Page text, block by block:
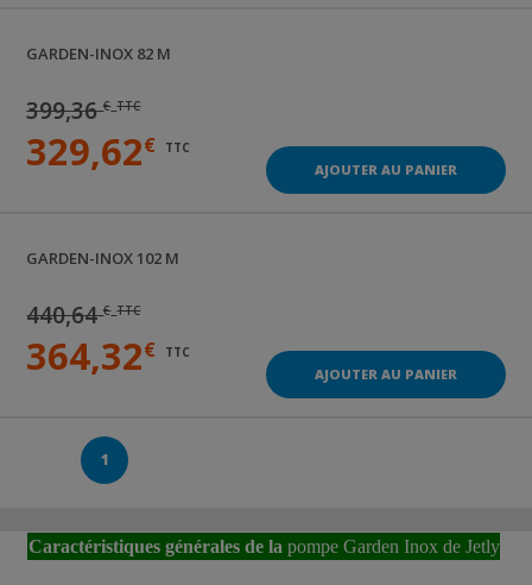
GARDEN-INOX 82 M
399,36€ TTC
329,62€ TTC
AJOUTER AU PANIER
GARDEN-INOX 102 M
440,64€ TTC
364,32€ TTC
AJOUTER AU PANIER
1
Caractéristiques générales de la pompe Garden Inox de Jetly